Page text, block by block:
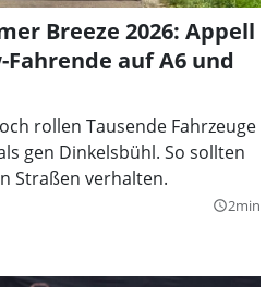
Breeze 2026: Appell
auf A6 und
rollen Tausende Fahrzeuge
gen Dinkelsbühl. So sollten
Straßen verhalten.
query_builder2min